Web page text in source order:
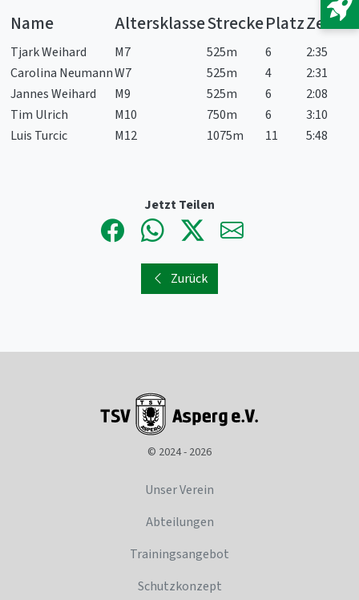
Name AltersklasseStreckePlatzZeit
Tjark Weihard M7 525m 6
2:35
Carolina NeumannW7 525m 4
2:31
Jannes Weihard
M9 525m 6
2:08
Tim Ulrich
M10 750m 6
3:10
Luis Turcic
M12 1075m 11 5:48
Jetzt Teilen
Zurück
© 2024 - 2026
Unser Verein
Abteilungen
Trainingsangebot
Schutzkonzept